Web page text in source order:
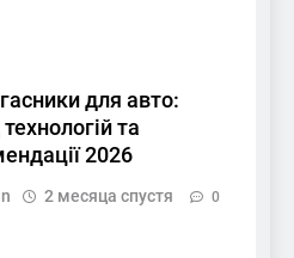
для авто:
та
2026
2 месяца спустя 0